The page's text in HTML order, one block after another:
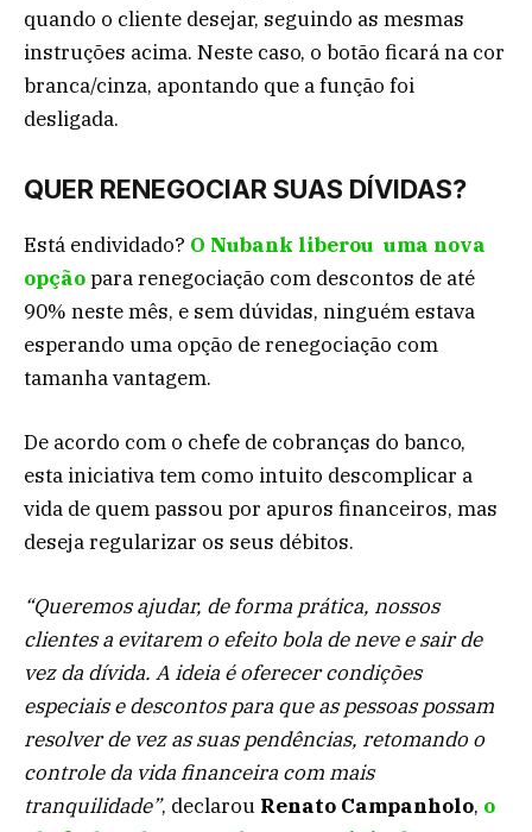
quando o cliente desejar, seguindo as mesmas
instruções acima. Neste caso, o botão ficará na cor
branca/cinza, apontando que a função foi
desligada.
QUER RENEGOCIAR SUAS DÍVIDAS?
Está endividado? O Nubank liberou uma nova
opçãopara renegociação com descontos de até
90% neste mês, e sem dúvidas, ninguém estava
esperando uma opção de renegociação com
tamanha vantagem.
De acordo com o chefe de cobranças do banco,
esta iniciativa tem como intuito descomplicar a
vida de quem passou por apuros financeiros, mas
deseja regularizar os seus débitos.
“Queremos ajudar, de forma prática, nossos
clientes a evitarem o efeito bola de neve e sair de
vez da dívida. A ideia é oferecer condições
especiais e descontos para que as pessoas possam
resolver de vez as suas pendências, retomando o
controle da vida financeira com mais
tranquilidade”, declarou Renato Campanholo, o